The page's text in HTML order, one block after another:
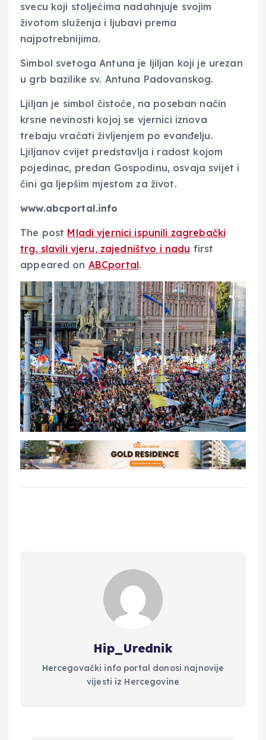
svecu koji stoljećima nadahnjuje svojim
životom služenja i ljubavi prema
najpotrebnijima.
Simbol svetoga Antuna je ljiljan koji je urezan
u grb bazilike sv. Antuna Padovanskog.
Ljiljan je simbol čistoće, na poseban način
krsne nevinosti kojoj se vjernici iznova
trebaju vraćati življenjem po evanđelju.
Ljiljanov cvijet predstavlja i radost kojom
pojedinac, predan Gospodinu, osvaja svijet i
čini ga ljepšim mjestom za život.
www.abcportal.info
The post Mladi vjernici ispunili zagrebački
trg, slavili vjeru, zajedništvo i nadu first
appeared on ABCportal.
Hip_Urednik
Hercegovački info portal donosi najnovije
vijesti iz Hercegovine